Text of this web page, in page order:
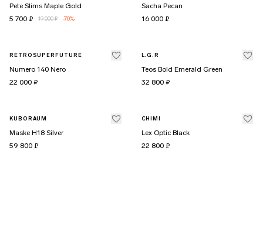
Pete Slims Maple Gold
5 700 ₽
19 000 ₽ -70%
Sacha Pecan
16 000 ₽
RETROSUPERFUTURE
Numero 140 Nero
22 000 ₽
L.G.R
Teos Bold Emerald Green
32 800 ₽
KUBORAUM
Maske H18 Silver
59 800 ₽
CHIMI
Lex Optic Black
22 800 ₽